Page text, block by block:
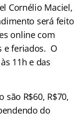
Cornélio Maciel,
será feito
online com
e feriados. O
11h e das
são R$60, R$70,
do